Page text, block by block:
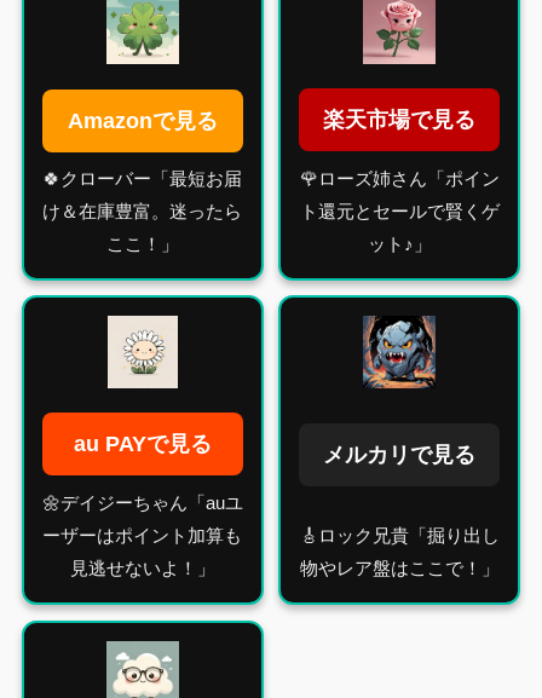
Amazonで見る
🍀クローバー「最短お届
け＆在庫豊富。迷ったら
ここ！」
楽天市場で見る
🌹ローズ姉さん「ポイン
ト還元とセールで賢くゲ
ット♪」
au PAYで見る
🌼デイジーちゃん「auユ
ーザーはポイント加算も
見逃せないよ！」
メルカリで見る
🎸ロック兄貴「掘り出し
物やレア盤はここで！」